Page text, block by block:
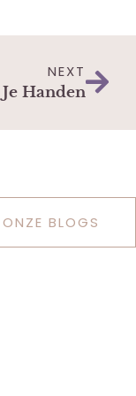
NEXT
Handen
BLOGS